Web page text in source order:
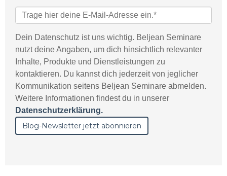
Dein Datenschutz ist uns wichtig. Beljean Seminare
nutzt deine Angaben, um dich hinsichtlich relevanter
Inhalte, Produkte und Dienstleistungen zu
kontaktieren. Du kannst dich jederzeit von jeglicher
Kommunikation seitens Beljean Seminare abmelden.
Weitere Informationen findest du in unserer
Datenschutzerklärung.